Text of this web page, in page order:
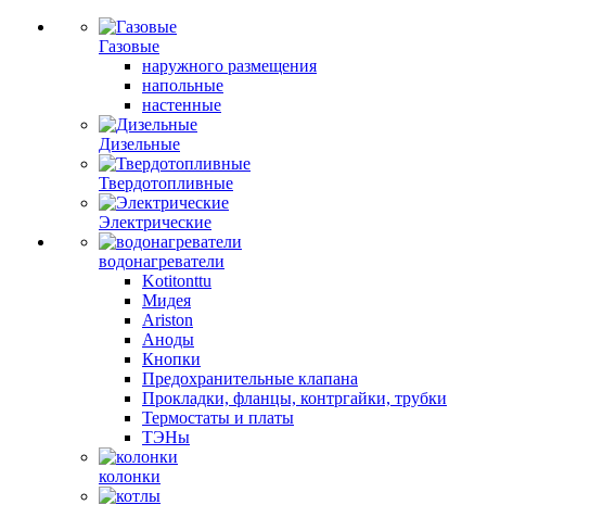
Газовые
наружного размещения
напольные
настенные
Дизельные
Твердотопливные
Электрические
водонагреватели
Kotitonttu
Мидея
Ariston
Аноды
Кнопки
Предохранительные клапана
Прокладки, фланцы, контргайки, трубки
Термостаты и платы
ТЭНы
колонки